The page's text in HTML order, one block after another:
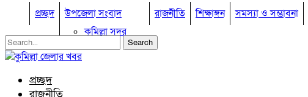
প্রচ্ছদ
উপজেলা সংবাদ
কুমিল্লা সদর
কুমিল্লা সদর দক্ষিণ
রাজনীতি শিক্ষাঙ্গন সমস্যা ও সম্ভাবনা
প্রচ্ছদ